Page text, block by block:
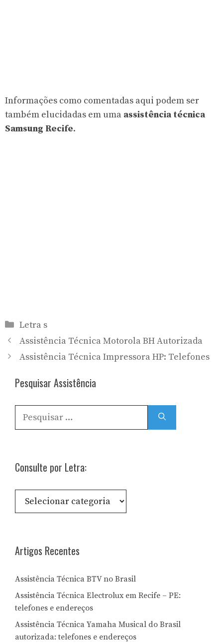
Informações como comentadas aqui podem ser
também elucidadas em uma assistência técnica
Samsung Recife.
Categorias
Letra s
Assistência Técnica Motorola BH Autorizada
Assistência Técnica Impressora HP: Telefones
Pesquisar Assistência
por:
Consulte por Letra:
Consulte
por
Artigos Recentes
Assistência Técnica BTV no Brasil
Assistência Técnica Electrolux em Recife – PE:
telefones e endereços
Assistência Técnica Yamaha Musical do Brasil
autorizada: telefones e endereços